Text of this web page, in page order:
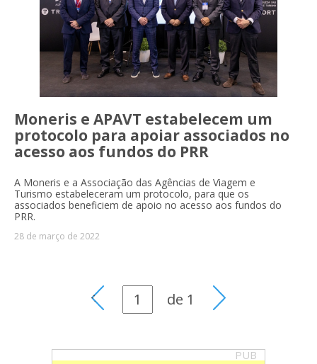
Moneris e APAVT estabelecem um
protocolo para apoiar associados no
acesso aos fundos do PRR
A Moneris e a Associação das Agências de Viagem e
Turismo estabeleceram um protocolo, para que os
associados beneficiem de apoio no acesso aos fundos do
PRR.
28 de março de 2022
de 1
PUB